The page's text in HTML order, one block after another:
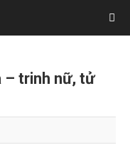
– trinh nữ, tử